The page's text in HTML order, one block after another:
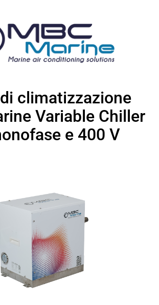
climatizzazione
Variable Chiller
e 400 V